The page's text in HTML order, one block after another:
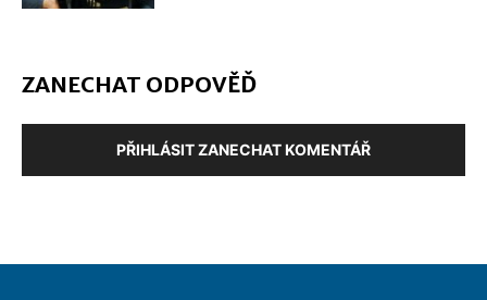
ZANECHAT ODPOVĚĎ
PŘIHLÁSIT ZANECHAT KOMENTÁŘ